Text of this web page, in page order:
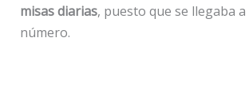
misas diarias, puesto que se llegaba
número.